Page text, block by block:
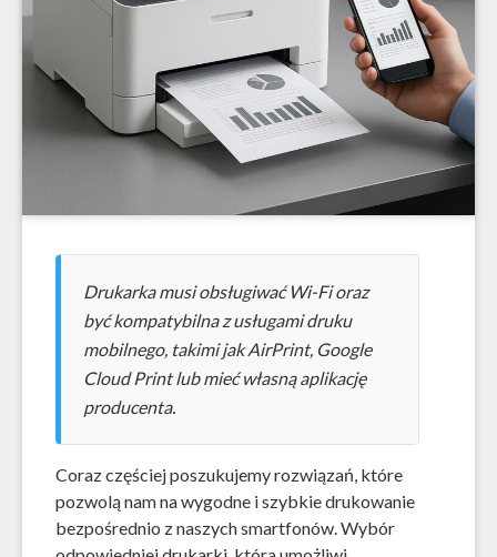
Drukarka musi obsługiwać Wi-Fi oraz
być kompatybilna z usługami druku
mobilnego, takimi jak AirPrint, Google
Cloud Print lub mieć własną aplikację
producenta.
Coraz częściej poszukujemy rozwiązań, które
pozwolą nam na wygodne i szybkie drukowanie
bezpośrednio z naszych smartfonów. Wybór